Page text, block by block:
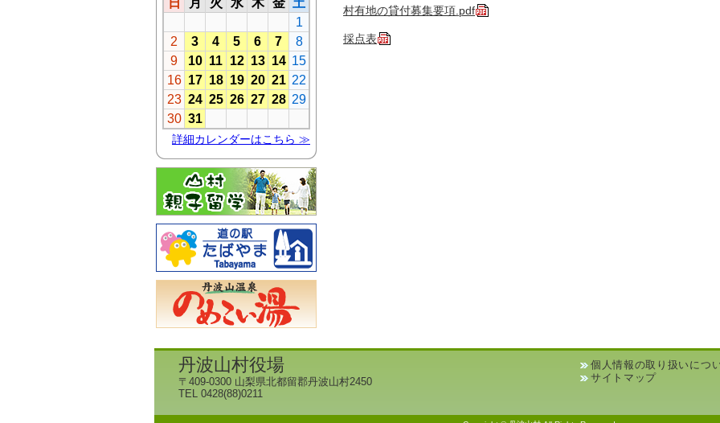
村有地の貸付募集要項.pdf
採点表
丹波山村役場
〒409-0300 山梨県北都留郡丹波山村2450
TEL 0428(88)0211
個人情報の取り扱いにつ
サイトマップ